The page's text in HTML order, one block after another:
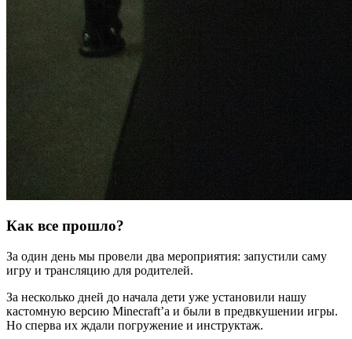
Как все прошло?
За один день мы провели два мероприятия: запустили саму
игру и трансляцию для родителей.
За несколько дней до начала дети уже установили нашу
кастомную версию Minecraft’а и были в предвкушении игры.
Но сперва их ждали погружение и инструктаж.